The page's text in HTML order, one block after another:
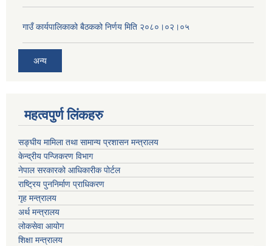
गाउँ कार्यपालिकाको बैठकको निर्णय मिति २०८०।०२।०५
अन्य
महत्वपुर्ण लिंकहरु
सङ्घीय मामिला तथा सामान्य प्रशासन मन्त्रालय
केन्द्रीय पन्जिकरण विभाग
नेपाल सरकारको आधिकारीक पोर्टल
राष्ट्रिय पुननिर्माण प्राधिकरण
गृह मन्त्रालय
अर्थ मन्त्रालय
लोकसेवा आयोग
शिक्षा मन्त्रालय